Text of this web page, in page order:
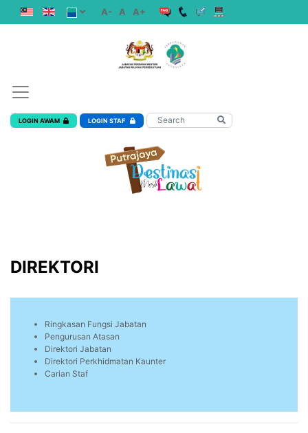
A- A A+
LOGIN AWAM LOGIN STAF
DIREKTORI
Ringkasan Fungsi Jabatan
Pengurusan Atasan
Direktori Jabatan
Direktori Perkhidmatan Kaunter
Carian Staf